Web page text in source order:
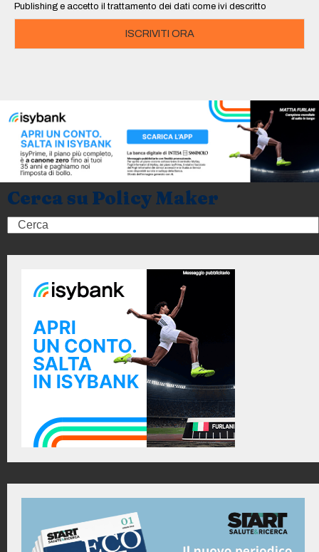
Publishing e accetto il trattamento dei dati come ivi descritto
ISCRIVITI ORA
Cerca su Policy Maker
Search